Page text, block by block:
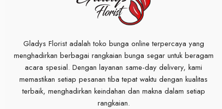
Gladys Florist adalah toko bunga online terpercaya yang
menghadirkan berbagai rangkaian bunga segar untuk beragam
acara spesial. Dengan layanan same-day delivery, kami
memastikan setiap pesanan tiba tepat waktu dengan kualitas
terbaik, menghadirkan keindahan dan makna dalam setiap
rangkaian.